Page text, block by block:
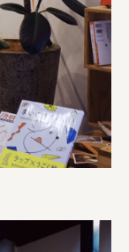
施工 株式会社乃